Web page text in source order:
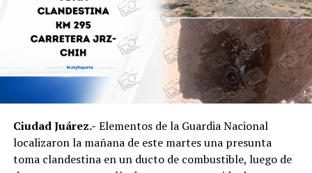
Ciudad Juárez.- Elementos de la Guardia Nacional
localizaron la mañana de este martes una presunta
toma clandestina en un ducto de combustible, luego de